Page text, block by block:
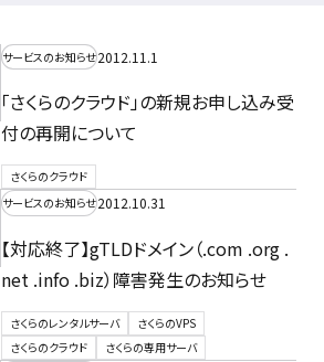
サービスのお知らせ2012.11.1
「さくらのクラウド」の新規お申し込み受
付の再開について
さくらのクラウド
サービスのお知らせ2012.10.31
【対応終了】gTLDドメイン（.com .org .
net .info .biz）障害発生のお知らせ
さくらのレンタルサーバ
さくらのVPS
さくらのクラウド
さくらの専用サーバ